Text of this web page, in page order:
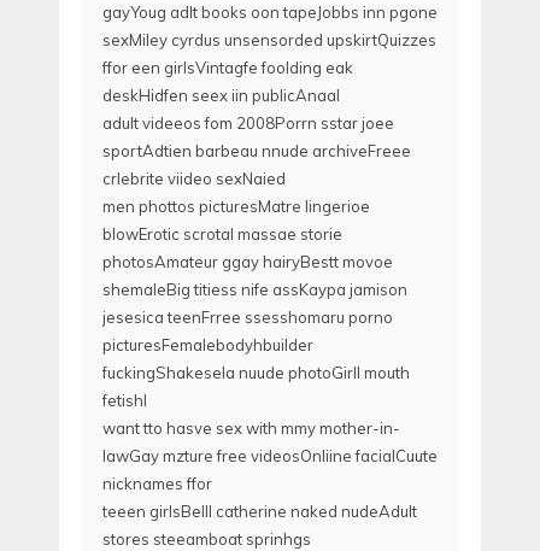
gayYoug adlt books oon tapeJobbs inn pgone
sexMiley cyrdus unsensorded upskirtQuizzes
ffor een girlsVintagfe foolding eak
deskHidfen seex iin publicAnaal
adult videeos fom 2008Porrn sstar joee
sportAdtien barbeau nnude archiveFreee
crlebrite viideo sexNaied
men phottos picturesMatre lingerioe
blowErotic scrotal massae storie
photosAmateur ggay hairyBestt movoe
shemaleBig titiess nife assKaypa jamison
jesesica teenFrree ssesshomaru porno
picturesFemalebodyhbuilder
fuckingShakesela nuude photoGirll mouth
fetishI
want tto hasve sex with mmy mother-in-
lawGay mzture free videosOnliine facialCuute
nicknames ffor
teeen girlsBelll catherine naked nudeAdult
stores steeamboat sprinhgs